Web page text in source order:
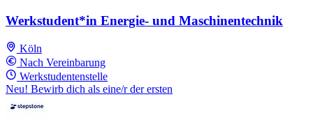
Werkstudent*in Energie- und Maschinentechnik
Köln
Nach Vereinbarung
Werkstudentenstelle
Neu! Bewirb dich als eine/r der ersten